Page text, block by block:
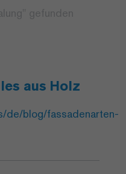
aus Holz
de/blog/fassadenarten-